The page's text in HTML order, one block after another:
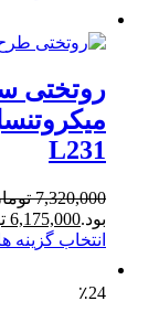
روتختی
L231
7,320,000
بود.6,175,000
انتخاب گزینه
٪24